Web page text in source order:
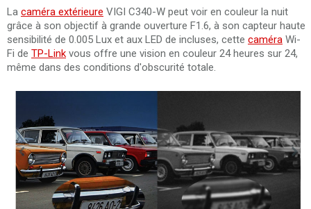
La caméra extérieure VIGI C340-W peut voir en couleur la nuit
grâce à son objectif à grande ouverture F1.6, à son capteur haute
sensibilité de 0.005 Lux et aux LED de incluses, cette caméra Wi-
Fi de TP-Link vous offre une vision en couleur 24 heures sur 24,
même dans des conditions d'obscurité totale.